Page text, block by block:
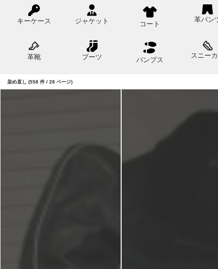
キーケース ジャケット コート
革パン
革靴 ブーツ バンプス
スニー
染め直し (558 件 / 28 ページ)